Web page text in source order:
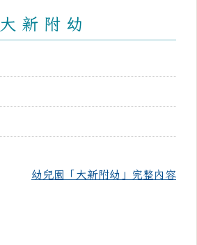
大 新 附 幼
幼兒園「大新附幼」完整內容